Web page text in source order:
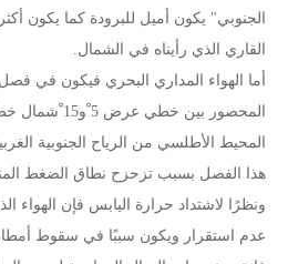
الجنوبي" يكون أميل للبرودة كما يكون
القاري الذي رأيناه في الشمال.
أما الهواء المداري البحري فيكون في
المحصور بين
المحيط الأطلسي من الرياح الجنوبية
هذا الفصل بسبب تزحزح نطاق الضغط
ونظرًا لاشتداد حرارة اليابس فإن الهواء
عدم استقرار ويكون سببًا في سقوط